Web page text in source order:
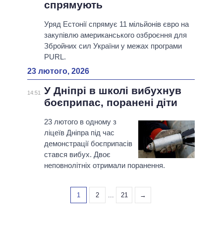
спрямують
Уряд Естонії спрямує 11 мільйонів євро на
закупівлю американського озброєння для
Збройних сил України у межах програми
PURL.
23 лютого, 2026
14:51
У Дніпрі в школі вибухнув
боєприпас, поранені діти
23 лютого в одному з
ліцеїв Дніпра під час
демонстрації боєприпасів
стався вибух. Двоє
неповнолітніх отримали поранення.
1 2 ... 21 →